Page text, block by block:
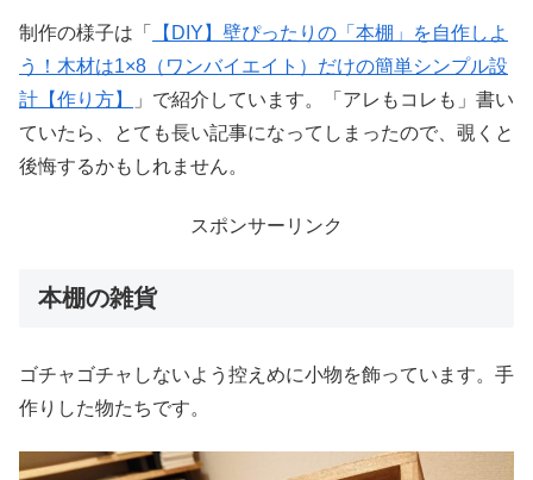
制作の様子は「
【DIY】壁ぴったりの「本棚」を自作しよ
う！木材は1×8（ワンバイエイト）だけの簡単シンプル設
計【作り方】
」で紹介しています。「アレもコレも」書い
ていたら、とても長い記事になってしまったので、覗くと
後悔するかもしれません。
スポンサーリンク
本棚の雑貨
ゴチャゴチャしないよう控えめに小物を飾っています。手
作りした物たちです。